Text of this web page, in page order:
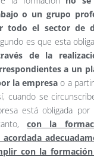
o un grupo
todo el sector de
es que esta
de la
a un
la empresa o a
cuando se
está obligada por
con la
con la